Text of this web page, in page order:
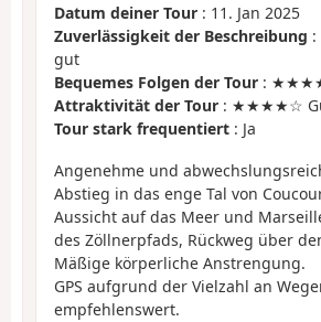
Datum deiner Tour : 11. Jan 2025
Zuverlässigkeit der Beschreibung
gut
Bequemes Folgen der Tour :
Attraktivität der Tour : ★★★★☆
Tour stark frequentiert : Ja
Angenehme und
Abstieg in das enge Tal von
Aussicht auf das Meer und
des Zöllnerpfads, Rückweg über
Mäßige körperliche Anstrengung.
GPS aufgrund der Vielzahl an
empfehlenswert.